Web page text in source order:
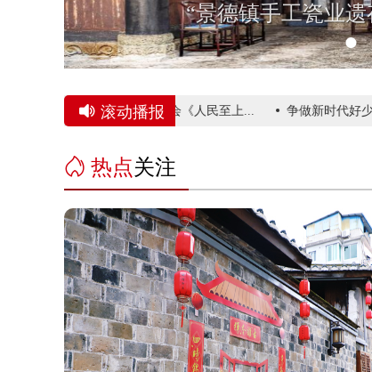
“景德镇手工瓷业遗
●
滚动播报
国共产党成立105周年音乐会《人民至上... 争做新时代好少
热点关注